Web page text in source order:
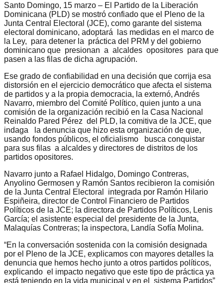
Santo Domingo, 15 marzo – El Partido de la Liberación
Dominicana (PLD) se mostró confiado que el Pleno de la
Junta Central Electoral (JCE), como garante del sistema
electoral dominicano, adoptará las medidas en el marco de
la Ley, para detener la práctica del PRM y del gobierno
dominicano que presionan a alcaldes opositores para que
pasen a las filas de dicha agrupación.
Ese grado de confiabilidad en una decisión que corrija esa
distorsión en el ejercicio democrático que afecta el sistema
de partidos y a la propia democracia, la externó, Andrés
Navarro, miembro del Comité Político, quien junto a una
comisión de la organización recibió en la Casa Nacional
Reinaldo Pared Pérez del PLD, la comitiva de la JCE, que
indaga la denuncia que hizo esta organización de que,
usando fondos públicos, el oficialismo busca conquistar
para sus filas a alcaldes y directores de distritos de los
partidos opositores.
Navarro junto a Rafael Hidalgo, Domingo Contreras,
Anyolino Germosen y Ramón Santos recibieron la comisión
de la Junta Central Electoral integrada por Ramón Hilario
Espiñeira, director de Control Financiero de Partidos
Políticos de la JCE; la directora de Partidos Políticos, Lenis
García; el asistente especial del presidente de la Junta,
Malaquías Contreras; la inspectora, Landía Sofía Molina.
“En la conversación sostenida con la comisión designada
por el Pleno de la JCE, explicamos con mayores detalles la
denuncia que hemos hecho junto a otros partidos políticos,
explicando el impacto negativo que este tipo de práctica ya
está teniendo en la vida municipal y en el sistema Partidos”